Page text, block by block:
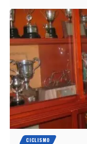
CICLISMO